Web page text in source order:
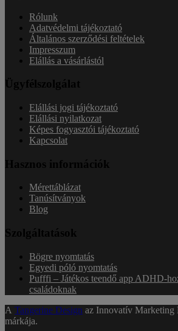
Rólunk
Adatvédelmi tájékoztató
Általános szerződési feltételek
Impresszum
Elállás a vásárlástól
Ügyfélszolgálat
Elállási jogi tájékoztató
Elállási nyilatkozat
Képes fogyasztói tájékoztató
Kapcsolat
Hasznos információk
Mérettáblázat
Tanúsítványok
Blog
Szolgáltatások
Bögre nyomtatás
Egyedi póló nyomtatás
Pufffi – Játékos teendő app ADHD-
családoknak
A Tangerine Design az Innovatív Marketing
márkája.